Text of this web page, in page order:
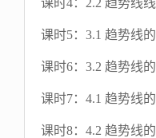
课时4：2.2 趋势线
课时5：3.1 趋势线
课时6：3.2 趋势线
课时7：4.1 趋势线
课时8：4.2 趋势线